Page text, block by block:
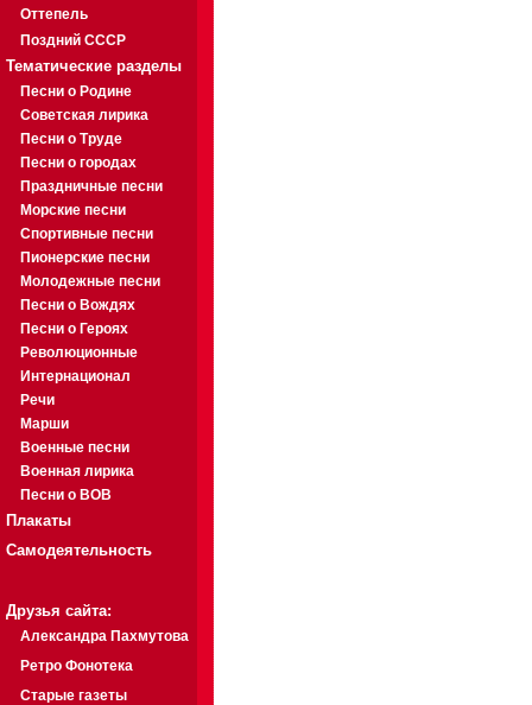
Оттепель
Поздний СССР
Тематические разделы
Песни о Родине
Советская лирика
Песни о Труде
Песни о городах
Праздничные песни
Морские песни
Спортивные песни
Пионерские песни
Молодежные песни
Песни о Вождях
Песни о Героях
Революционные
Интернационал
Речи
Марши
Военные песни
Военная лирика
Песни о ВОВ
Плакаты
Самодеятельность
Друзья сайта:
Александра Пахмутова
Ретро Фонотека
Старые газеты